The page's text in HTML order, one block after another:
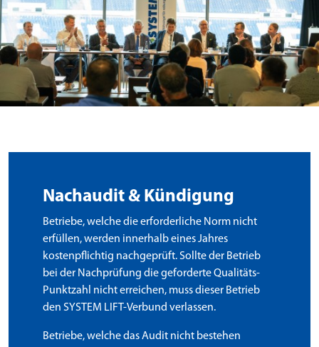
Nachaudit & Kündigung
Betriebe, welche die erforderliche Norm nicht
erfüllen, werden innerhalb eines Jahres
kostenpflichtig nachgeprüft. Sollte der Betrieb
bei der Nachprüfung die geforderte Qualitäts-
Punktzahl nicht erreichen, muss dieser Betrieb
den SYSTEM LIFT-Verbund verlassen.
Betriebe, welche das Audit nicht bestehen